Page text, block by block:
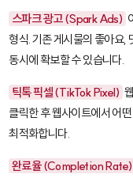
스파크 광고 (Spark Ads)
형식. 기존 게시물의 좋아요,
동시에 확보할 수 있습니다.
틱톡 픽셀 (TikTok Pixel)
클릭한 후 웹사이트에서 어
최적화합니다.
완료율 (Completion Rate)